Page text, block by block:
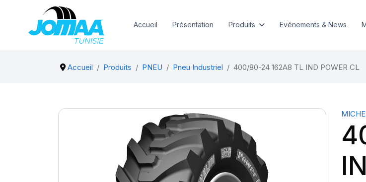
Accueil Présentation Produits Evénements & News
Accueil Produits PNEU Pneu Industriel 400/80-24 162A8 TL IND POWER CL